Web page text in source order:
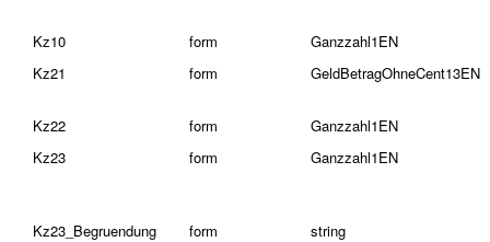
Kz10 form
Ganzzahl1EN
Kz21
form GeldBetragOhneCent13EN
Kz22 form
Ganzzahl1EN
Kz23
form Ganzzahl1EN
Kz23_Begruendung form
string